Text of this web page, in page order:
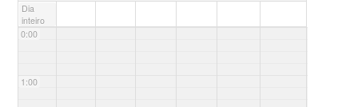
Dia
inteiro
0:00
1:00